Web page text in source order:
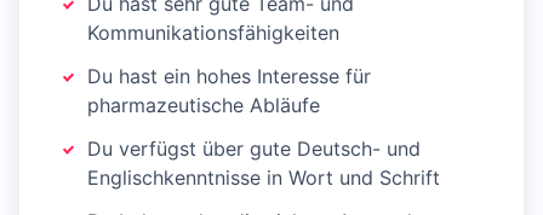
Kommunikationsfähigkeiten
Du hast ein hohes Interesse für
pharmazeutische Abläufe
Du verfügst über gute Deutsch- und
Englischkenntnisse in Wort und Schrift